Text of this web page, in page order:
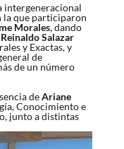
intergeneracional
la que participaron
Morales, dando
Reinaldo Salazar
y Exactas, y
de
de un número
deAriane
Conocimiento e
junto a distintas